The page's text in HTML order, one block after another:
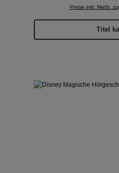
Preise inkl. MwSt.
Titel